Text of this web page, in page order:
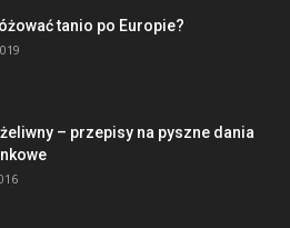
tanio po Europie?
– przepisy na pyszne dania